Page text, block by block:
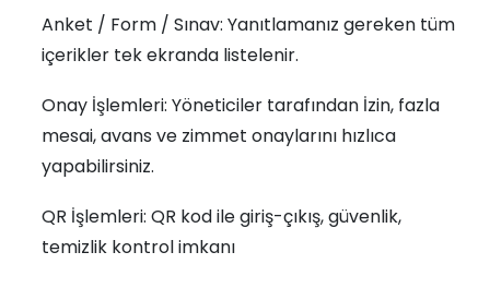
Anket / Form / Sınav: Yanıtlamanız gereken tüm
içerikler tek ekranda listelenir.
Onay İşlemleri: Yöneticiler tarafından İzin, fazla
mesai, avans ve zimmet onaylarını hızlıca
yapabilirsiniz.
QR İşlemleri: QR kod ile giriş-çıkış, güvenlik,
temizlik kontrol imkanı